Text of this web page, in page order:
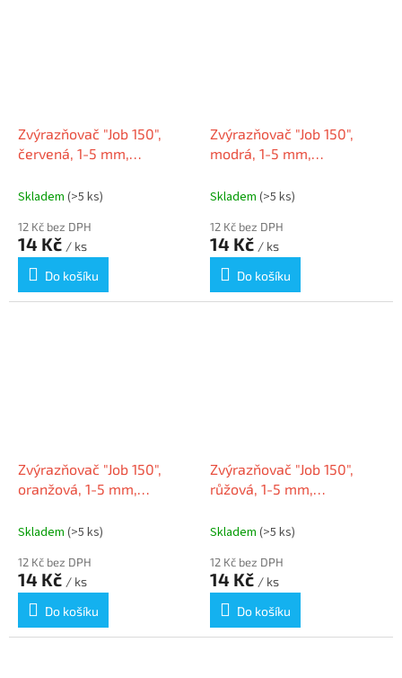
Zvýrazňovač "Job 150",
červená, 1-5 mm,
Skladem (>5 ks)
12 Kč bez DPH
14 Kč / ks
Do košíku
Zvýrazňovač "Job 150",
modrá, 1-5 mm,
Skladem (>5 ks)
12 Kč bez DPH
14 Kč / ks
Do košíku
Zvýrazňovač "Job 150",
oranžová, 1-5 mm,
Skladem (>5 ks)
12 Kč bez DPH
14 Kč / ks
Do košíku
Zvýrazňovač "Job 150",
růžová, 1-5 mm,
Skladem (>5 ks)
12 Kč bez DPH
14 Kč / ks
Do košíku